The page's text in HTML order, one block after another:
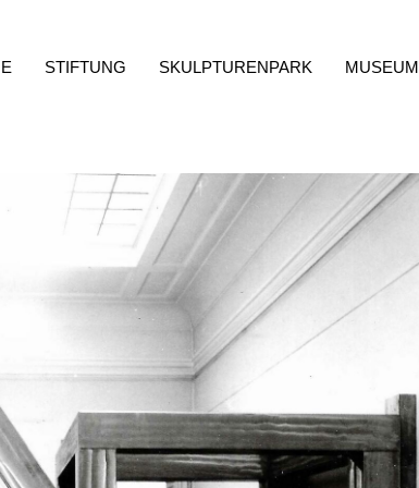
STIFTUNG SKULPTURENPARK MUSEUM